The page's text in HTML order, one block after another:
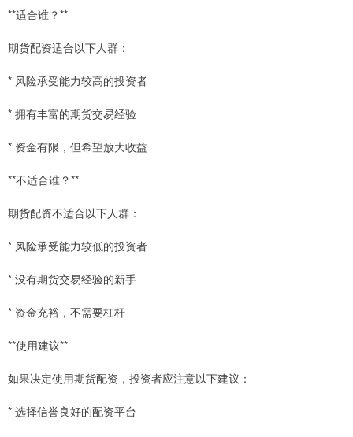
**适合谁？**
期货配资适合以下人群：
* 风险承受能力较高的投资者
* 拥有丰富的期货交易经验
* 资金有限，但希望放大收益
**不适合谁？**
期货配资不适合以下人群：
* 风险承受能力较低的投资者
* 没有期货交易经验的新手
* 资金充裕，不需要杠杆
**使用建议**
如果决定使用期货配资，投资者应注意以下建议：
* 选择信誉良好的配资平台